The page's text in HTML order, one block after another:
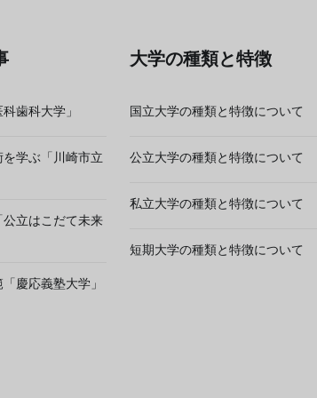
歯科大学」
学ぶ「川崎市立
公立はこだて未来
慶応義塾大学」
大学の種類と特徴
国立大学の種類と特徴について
公立大学の種類と特徴について
私立大学の種類と特徴について
短期大学の種類と特徴について